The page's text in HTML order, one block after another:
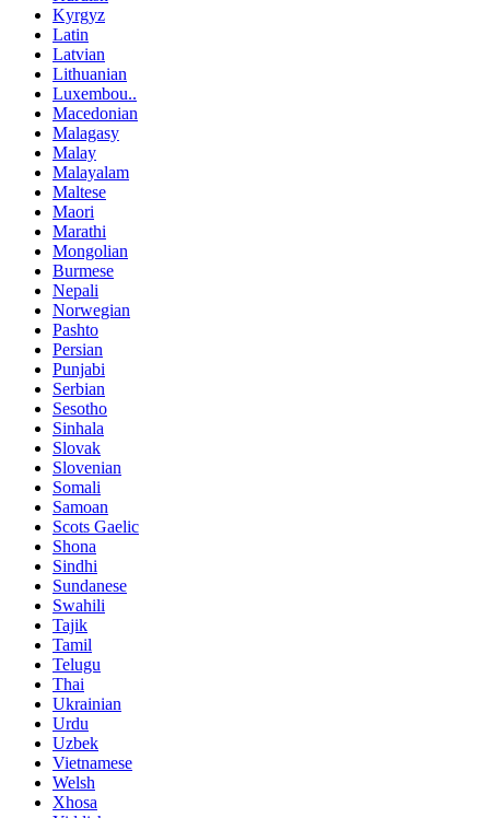
Kyrgyz
Latin
Latvian
Lithuanian
Luxembou..
Macedonian
Malagasy
Malay
Malayalam
Maltese
Maori
Marathi
Mongolian
Burmese
Nepali
Norwegian
Pashto
Persian
Punjabi
Serbian
Sesotho
Sinhala
Slovak
Slovenian
Somali
Samoan
Scots Gaelic
Shona
Sindhi
Sundanese
Swahili
Tajik
Tamil
Telugu
Thai
Ukrainian
Urdu
Uzbek
Vietnamese
Welsh
Xhosa